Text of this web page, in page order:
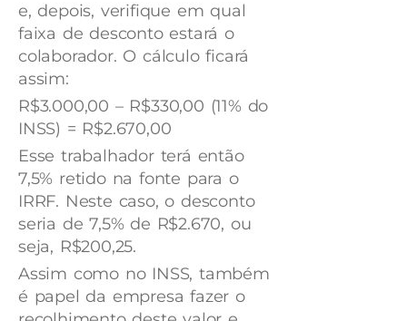
e, depois, verifique em qual
faixa de desconto estará o
colaborador. O cálculo ficará
assim:
R$3.000,00 – R$330,00 (11% do
INSS) = R$2.670,00
Esse trabalhador terá então
7,5% retido na fonte para o
IRRF. Neste caso, o desconto
seria de 7,5% de R$2.670, ou
seja, R$200,25.
Assim como no INSS, também
é papel da empresa fazer o